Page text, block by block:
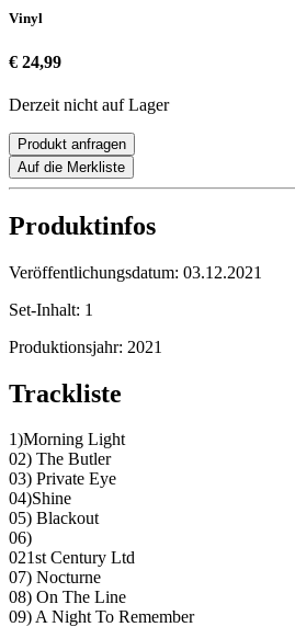
Vinyl
€ 24,99
Derzeit nicht auf Lager
Produkt anfragen
Auf die Merkliste
Produktinfos
Veröffentlichungsdatum: 03.12.2021
Set-Inhalt: 1
Produktionsjahr: 2021
Trackliste
1)Morning Light
02) The Butler
03) Private Eye
04)Shine
05) Blackout
06)
021st Century Ltd
07) Nocturne
08) On The Line
09) A Night To Remember